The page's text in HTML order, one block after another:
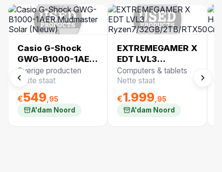
Casio G-Shock
GWG-B1000-1AER
Mudmaster Solar
(Nieuw)
Overige producten
Nette staat
€549 ,95
A'dam Noord
EXTREMEGAMER X
EDT LVL3
Ryzen7/32GB/2TB/
Computers & tablets
Nette staat
€1.999 ,95
A'dam Noord